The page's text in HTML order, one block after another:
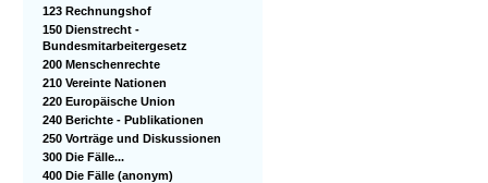
123 Rechnungshof
150 Dienstrecht -
Bundesmitarbeitergesetz
200 Menschenrechte
210 Vereinte Nationen
220 Europäische Union
240 Berichte - Publikationen
250 Vorträge und Diskussionen
300 Die Fälle...
400 Die Fälle (anonym)